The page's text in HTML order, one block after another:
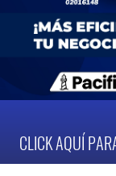
CLICK AQUÍ